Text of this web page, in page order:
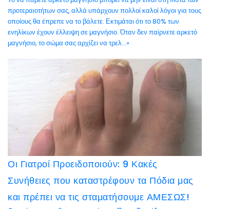
προτεραιοτήτων σας, αλλά υπάρχουν πολλοί καλοί λόγοι για τους
οποίους θα έπρεπε να το βάλετε. Εκτιμάται ότι το 80% των
ενηλίκων έχουν έλλειψη σε μαγνήσιο. Όταν δεν παίρνετε αρκετό
μαγνήσιο, το σώμα σας αρχίζει να τρελ...»
Οι Γιατροί Προειδοποιούν: 9 Κακές
Συνήθειες που καταστρέφουν τα Πόδια μας
και πρέπει να τις σταματήσουμε ΑΜΕΣΩΣ!